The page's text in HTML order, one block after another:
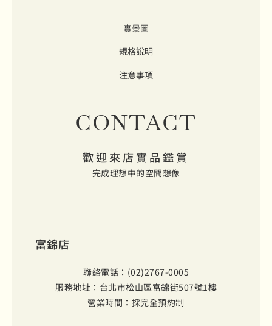
實景圖
規格說明
注意事項
CONTACT
歡迎來店實品鑑賞
完成理想中的空間想像
富錦店
聯絡電話：(02)2767-0005
服務地址：台北市松山區富錦街507號1樓
營業時間：採完全預約制